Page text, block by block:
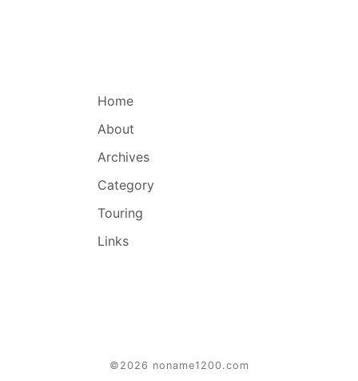
Home
About
Archives
Category
Touring
Links
©2026 noname1200.com